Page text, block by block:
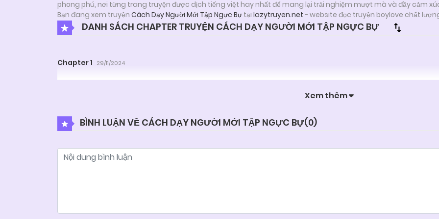
phong phú, nơi từng trang truyện được dịch tiếng việt hay nhất để mang lại trải nghiệm mượt mà và đầy cảm
Bạn đang xem truyện Cách Dạy Người Mới Tập Ngực Bự tại lazytruyen.net - website đọc truyện boylove chất
DANH SÁCH CHAPTER TRUYỆN CÁCH DẠY NGƯỜI MỚI TẬP NGỰC BỰ
Chapter 1 29/11/2024
Xem thêm
BÌNH LUẬN VỀ CÁCH DẠY NGƯỜI MỚI TẬP NGỰC BỰ(0)